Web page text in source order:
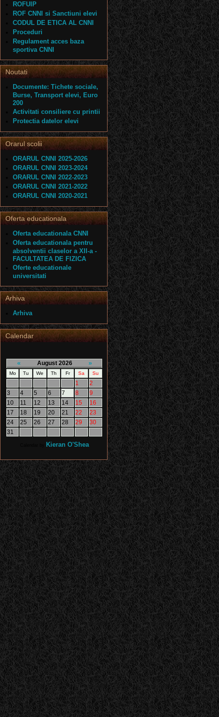
ROFUIP
ROF CNNI si Sanctiuni elevi
CODUL DE ETICA AL CNNI
Proceduri
Regulament acces baza
sportiva CNNI
Noutati
Documente: Tichete sociale,
Burse, Transport elevi, Euro
200
Activitati consiliere cu printii
Protectia datelor elevi
Orarul scolii
ORARUL CNNI 2025-2026
ORARUL CNNI 2023-2024
ORARUL CNNI 2022-2023
ORARUL CNNI 2021-2022
ORARUL CNNI 2020-2021
Oferta educationala
Oferta educationala CNNI
Oferta educationala pentru
absolventii claselor a XII-a -
FACULTATEA DE FIZICA
Oferte educationale
universitati
Arhiva
Arhiva
Calendar
« August 2026 »
Mo Tu We Th Fr Sa Su
1
2
3
4 5 6 7 8
9
10
11 12 13 14 15
16
17
18 19 20 21 22
23
24
25 26 27 28 29
30
31
Kieran O'Shea